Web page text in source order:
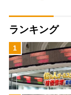
ランキング
1